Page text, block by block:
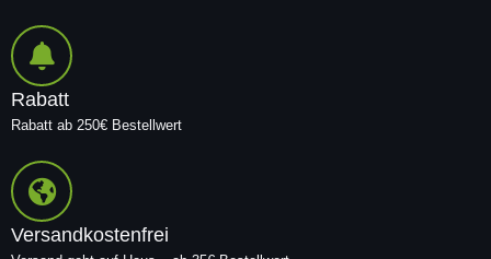
Rabatt
Rabatt ab 250€ Bestellwert
Versandkostenfrei